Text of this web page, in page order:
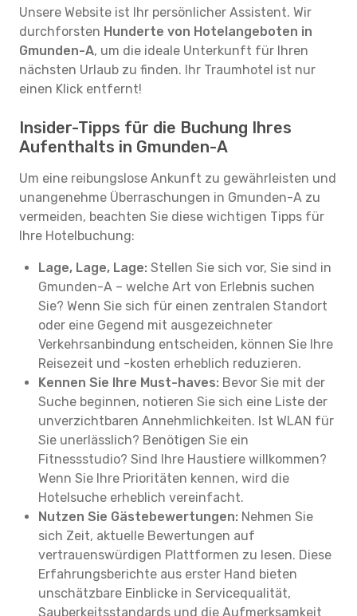
Unsere Website ist Ihr persönlicher Assistent. Wir
durchforsten Hunderte von Hotelangeboten in
Gmunden-A, um die ideale Unterkunft für Ihren
nächsten Urlaub zu finden. Ihr Traumhotel ist nur
einen Klick entfernt!
Insider-Tipps für die Buchung Ihres
Aufenthalts in Gmunden-A
Um eine reibungslose Ankunft zu gewährleisten und
unangenehme Überraschungen in Gmunden-A zu
vermeiden, beachten Sie diese wichtigen Tipps für
Ihre Hotelbuchung:
Lage, Lage, Lage: Stellen Sie sich vor, Sie sind in
Gmunden-A – welche Art von Erlebnis suchen
Sie? Wenn Sie sich für einen zentralen Standort
oder eine Gegend mit ausgezeichneter
Verkehrsanbindung entscheiden, können Sie Ihre
Reisezeit und -kosten erheblich reduzieren.
Kennen Sie Ihre Must-haves: Bevor Sie mit der
Suche beginnen, notieren Sie sich eine Liste der
unverzichtbaren Annehmlichkeiten. Ist WLAN für
Sie unerlässlich? Benötigen Sie ein
Fitnessstudio? Sind Ihre Haustiere willkommen?
Wenn Sie Ihre Prioritäten kennen, wird die
Hotelsuche erheblich vereinfacht.
Nutzen Sie Gästebewertungen: Nehmen Sie
sich Zeit, aktuelle Bewertungen auf
vertrauenswürdigen Plattformen zu lesen. Diese
Erfahrungsberichte aus erster Hand bieten
unschätzbare Einblicke in Servicequalität,
Sauberkeitsstandards und die Aufmerksamkeit